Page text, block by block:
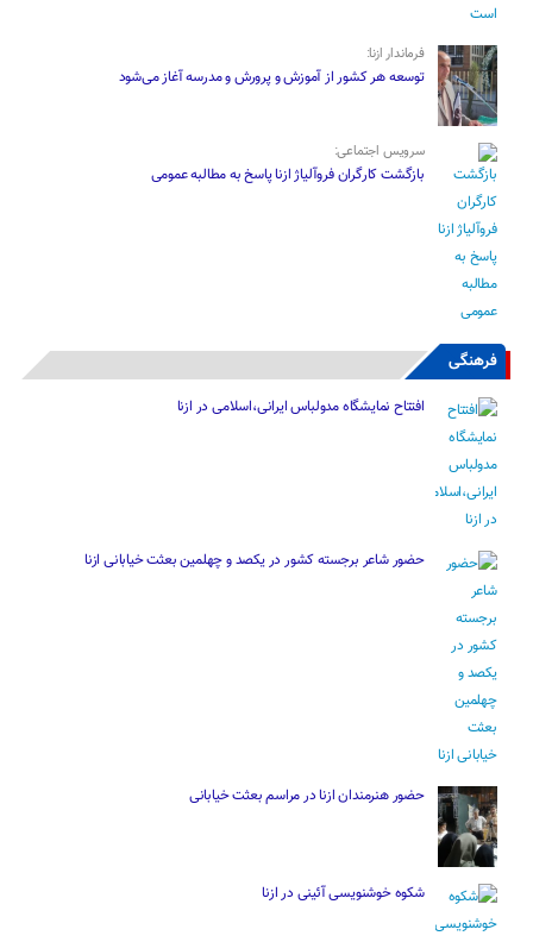
فرماندار ازنا:
توسعه هر کشور از آموزش و پرورش و مدرسه آغاز می‌شود
سرویس اجتماعی:
بازگشت کارگران فروآلیاژ ازنا پاسخ به مطالبه عمومی
فرهنگی
افتتاح نمایشگاه مدولباس ایرانی،اسلامی در ازنا
حضور شاعر برجسته کشور در یکصد و چهلمین بعثت خیابانی ازنا
حضور هنرمندان ازنا در مراسم بعثت خیابانی
شکوه خوشنویسی آئینی در ازنا